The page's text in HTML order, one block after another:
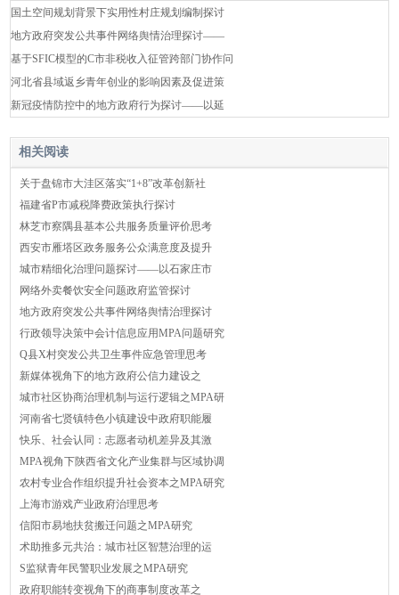
国土空间规划背景下实用性村庄规划编制探讨
地方政府突发公共事件网络舆情治理探讨——
基于SFIC模型的C市非税收入征管跨部门协作问
河北省县域返乡青年创业的影响因素及促进策
新冠疫情防控中的地方政府行为探讨——以延
相关阅读
关于盘锦市大洼区落实“1+8”改革创新社
福建省P市减税降费政策执行探讨
林芝市察隅县基本公共服务质量评价思考
西安市雁塔区政务服务公众满意度及提升
城市精细化治理问题探讨——以石家庄市
网络外卖餐饮安全问题政府监管探讨
地方政府突发公共事件网络舆情治理探讨
行政领导决策中会计信息应用MPA问题研究
Q县X村突发公共卫生事件应急管理思考
新媒体视角下的地方政府公信力建设之
城市社区协商治理机制与运行逻辑之MPA研
河南省七贤镇特色小镇建设中政府职能履
快乐、社会认同：志愿者动机差异及其激
MPA视角下陕西省文化产业集群与区域协调
农村专业合作组织提升社会资本之MPA研究
上海市游戏产业政府治理思考
信阳市易地扶贫搬迁问题之MPA研究
术助推多元共治：城市社区智慧治理的运
S监狱青年民警职业发展之MPA研究
政府职能转变视角下的商事制度改革之